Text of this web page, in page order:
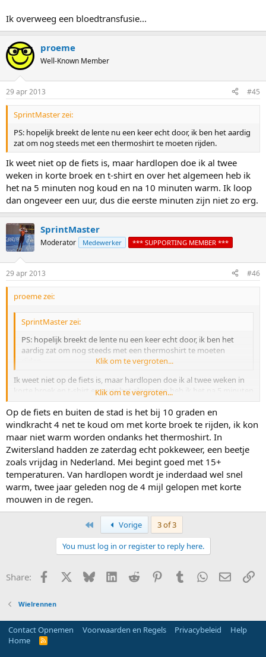
Ik overweeg een bloedtransfusie...
proeme
Well-Known Member
29 apr 2013 #45
SprintMaster zei:
PS: hopelijk breekt de lente nu een keer echt door, ik ben het aardig
zat om nog steeds met een thermoshirt te moeten rijden.
Ik weet niet op de fiets is, maar hardlopen doe ik al twee
weken in korte broek en t-shirt en over het algemeen heb ik
het na 5 minuten nog koud en na 10 minuten warm. Ik loop
dan ongeveer een uur, dus die eerste minuten zijn niet zo erg.
SprintMaster
Moderator Medewerker *** SUPPORTING MEMBER ***
29 apr 2013 #46
proeme zei:
SprintMaster zei:
PS: hopelijk breekt de lente nu een keer echt door, ik ben het
aardig zat om nog steeds met een thermoshirt te moeten
Klik om te vergroten...
Ik weet niet op de fiets is, maar hardlopen doe ik al twee weken in
korte broek en t-shirt en over het algemeen heb ik het na 5 minuten
nog koud en na 10 minuten warm. Ik loop dan ongeveer een uur,
dus die eerste minuten zijn niet zo erg.
Klik om te vergroten...
Op de fiets en buiten de stad is het bij 10 graden en
windkracht 4 net te koud om met korte broek te rijden, ik kon
maar niet warm worden ondanks het thermoshirt. In
Zwitersland hadden ze zaterdag echt pokkeweer, een beetje
zoals vrijdag in Nederland. Mei begint goed met 15+
temperaturen. Van hardlopen wordt je inderdaad wel snel
warm, twee jaar geleden nog de 4 mijl gelopen met korte
mouwen in de regen.
Vorige
3 of 3
You must log in or register to reply here.
Share: Facebook Bluesky LinkedInReddit PinterestTumblrWhatsApp
E-mail
Wielrennen
Contact Opnemen Voorwaarden en Regels Privacybeleid
Help
Home
R